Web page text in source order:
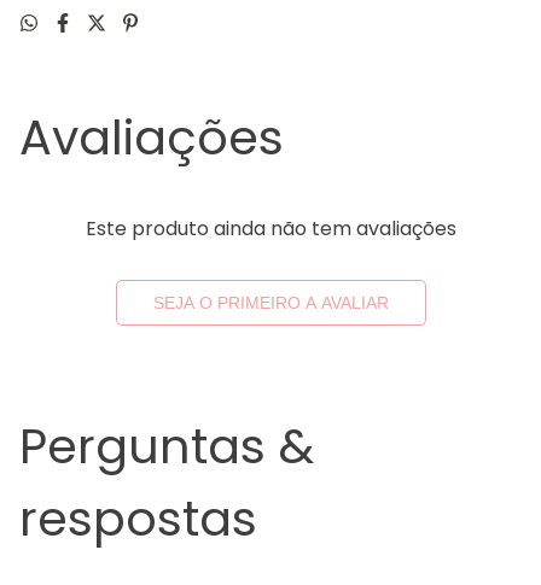
Avaliações
Este produto ainda não tem avaliações
SEJA O PRIMEIRO A AVALIAR
Perguntas &
respostas